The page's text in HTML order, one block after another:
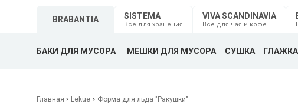
BRABANTIA SISTEMA
Все для хранения
VIVA SCANDINAVIA
Все для чая и кофе
БАКИ ДЛЯ МУСОРА МЕШКИ ДЛЯ МУСОРА СУШКА ГЛАЖКА
Главная Lekue
Форма для льда "Ракушки"